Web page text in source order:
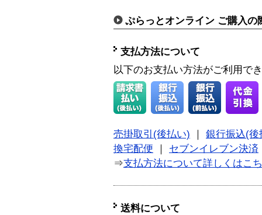
ぷらっとオンライン ご購入の
支払方法について
以下のお支払い方法がご利用で
売掛取引(後払い)
銀行振込(後
換宅配便
セブンイレブン決済
⇒支払方法について詳しくはこ
送料について